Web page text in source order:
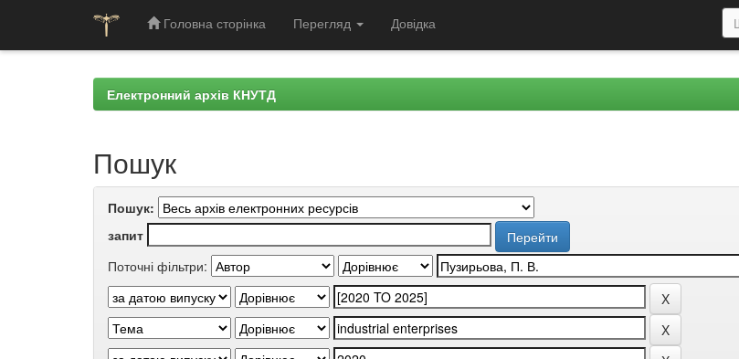
Головна сторінка Перегляд Довідка
Електронний архів КНУТД
Пошук
Пошук:
запит
Поточні фільтри: